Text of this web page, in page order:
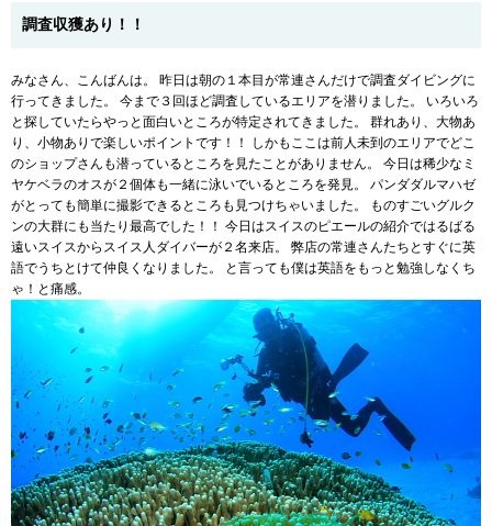
調査収獲あり！！
みなさん、こんばんは。 昨日は朝の１本目が常連さんだけで調査ダイビングに
行ってきました。 今まで３回ほど調査しているエリアを潜りました。 いろいろ
と探していたらやっと面白いところが特定されてきました。 群れあり、大物あ
り、小物ありで楽しいポイントです！！ しかもここは前人未到のエリアでどこ
のショップさんも潜っているところを見たことがありません。 今日は稀少なミ
ヤケベラのオスが２個体も一緒に泳いでいるところを発見。 パンダダルマハゼ
がとっても簡単に撮影できるところも見つけちゃいました。 ものすごいグルク
ンの大群にも当たり最高でした！！ 今日はスイスのピエールの紹介ではるばる
遠いスイスからスイス人ダイバーが２名来店。 弊店の常連さんたちとすぐに英
語でうちとけて仲良くなりました。 と言っても僕は英語をもっと勉強しなくち
ゃ！と痛感。